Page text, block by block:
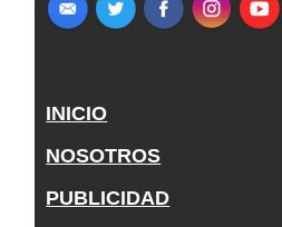
INICIO
NOSOTROS
PUBLICIDAD